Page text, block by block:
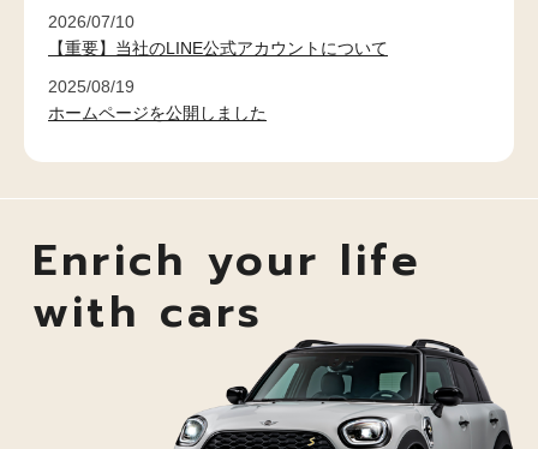
2026/07/10
【重要】当社のLINE公式アカウントについて
2025/08/19
ホームページを公開しました
Enrich your life
with cars